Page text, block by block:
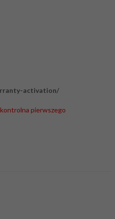
activation/
pierwszego